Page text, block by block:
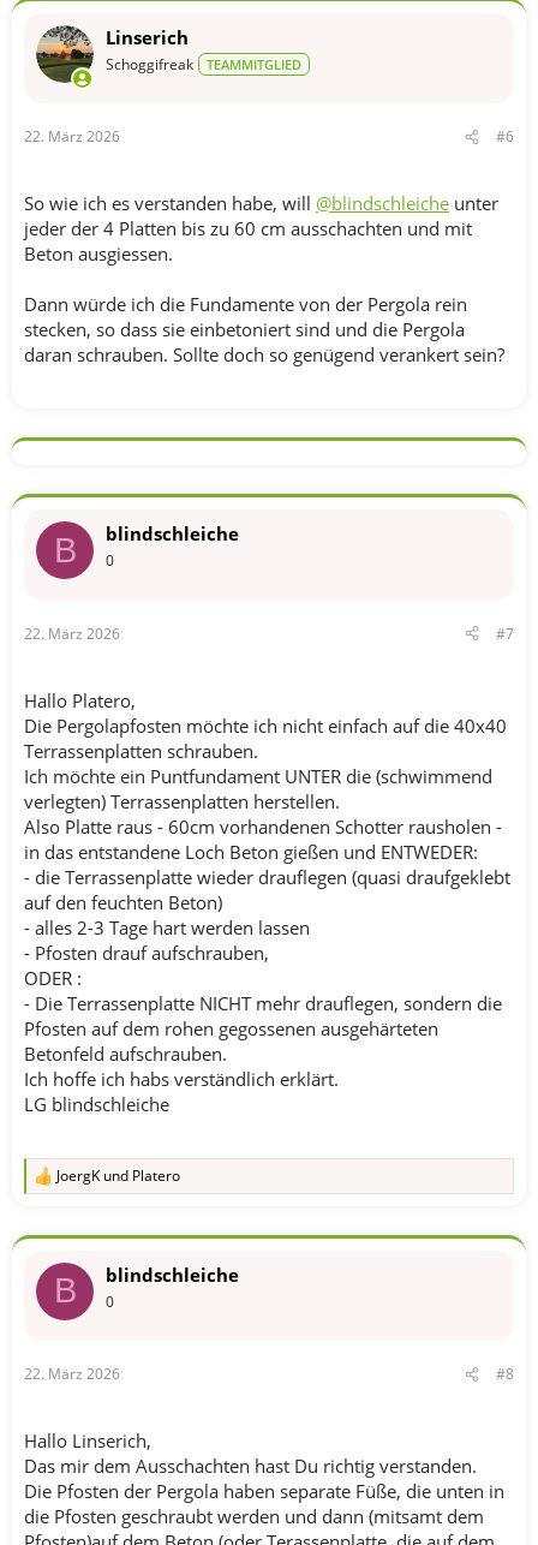
o
:
Linserich
Schoggifreak TEAMMITGLIED
22. März 2026 #6
So wie ich es verstanden habe, will @blindschleiche unter
jeder der 4 Platten bis zu 60 cm ausschachten und mit
Beton ausgiessen.
Dann würde ich die Fundamente von der Pergola rein
stecken, so dass sie einbetoniert sind und die Pergola
daran schrauben. Sollte doch so genügend verankert sein?
B blindschleiche
0
22. März 2026 #7
Hallo Platero,
Die Pergolapfosten möchte ich nicht einfach auf die 40x40
Terrassenplatten schrauben.
Ich möchte ein Puntfundament UNTER die (schwimmend
verlegten) Terrassenplatten herstellen.
Also Platte raus - 60cm vorhandenen Schotter rausholen -
in das entstandene Loch Beton gießen und ENTWEDER:
- die Terrassenplatte wieder drauflegen (quasi draufgeklebt
auf den feuchten Beton)
- alles 2-3 Tage hart werden lassen
- Pfosten drauf aufschrauben,
ODER :
- Die Terrassenplatte NICHT mehr drauflegen, sondern die
Pfosten auf dem rohen gegossenen ausgehärteten
Betonfeld aufschrauben.
Ich hoffe ich habs verständlich erklärt.
LG blindschleiche
R
k
o
:
JoergK und Platero
B blindschleiche
0
22. März 2026 #8
Hallo Linserich,
Das mir dem Ausschachten hast Du richtig verstanden.
Die Pfosten der Pergola haben separate Füße, die unten in
die Pfosten geschraubt werden und dann (mitsamt dem